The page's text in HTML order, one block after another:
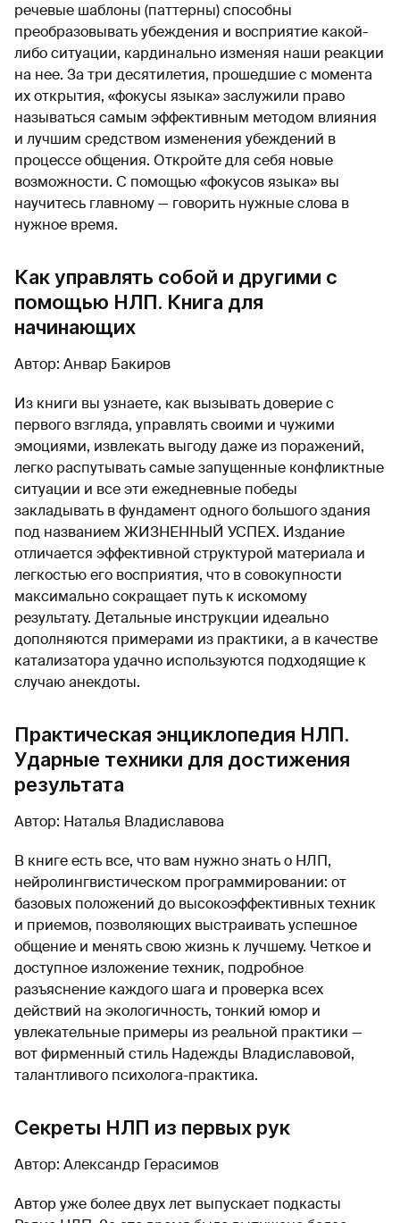
речевые шаблоны (паттерны) способны
преобразовывать убеждения и восприятие какой-
либо ситуации, кардинально изменяя наши реакции
на нее. За три десятилетия, прошедшие с момента
их открытия, «фокусы языка» заслужили право
называться самым эффективным методом влияния
и лучшим средством изменения убеждений в
процессе общения. Откройте для себя новые
возможности. С помощью «фокусов языка» вы
научитесь главному — говорить нужные слова в
нужное время.
Как управлять собой и другими с
помощью НЛП. Книга для
начинающих
Автор: Анвар Бакиров
Из книги вы узнаете, как вызывать доверие с
первого взгляда, управлять своими и чужими
эмоциями, извлекать выгоду даже из поражений,
легко распутывать самые запущенные конфликтные
ситуации и все эти ежедневные победы
закладывать в фундамент одного большого здания
под названием ЖИЗНЕННЫЙ УСПЕХ. Издание
отличается эффективной структурой материала и
легкостью его восприятия, что в совокупности
максимально сокращает путь к искомому
результату. Детальные инструкции идеально
дополняются примерами из практики, а в качестве
катализатора удачно используются подходящие к
случаю анекдоты.
Практическая энциклопедия НЛП.
Ударные техники для достижения
результата
Автор: Наталья Владиславова
В книге есть все, что вам нужно знать о НЛП,
нейролингвистическом программировании: от
базовых положений до высокоэффективных техник
и приемов, позволяющих выстраивать успешное
общение и менять свою жизнь к лучшему. Четкое и
доступное изложение техник, подробное
разъяснение каждого шага и проверка всех
действий на экологичность, тонкий юмор и
увлекательные примеры из реальной практики —
вот фирменный стиль Надежды Владиславовой,
талантливого психолога-практика.
Секреты НЛП из первых рук
Автор: Александр Герасимов
Автор уже более двух лет выпускает подкасты